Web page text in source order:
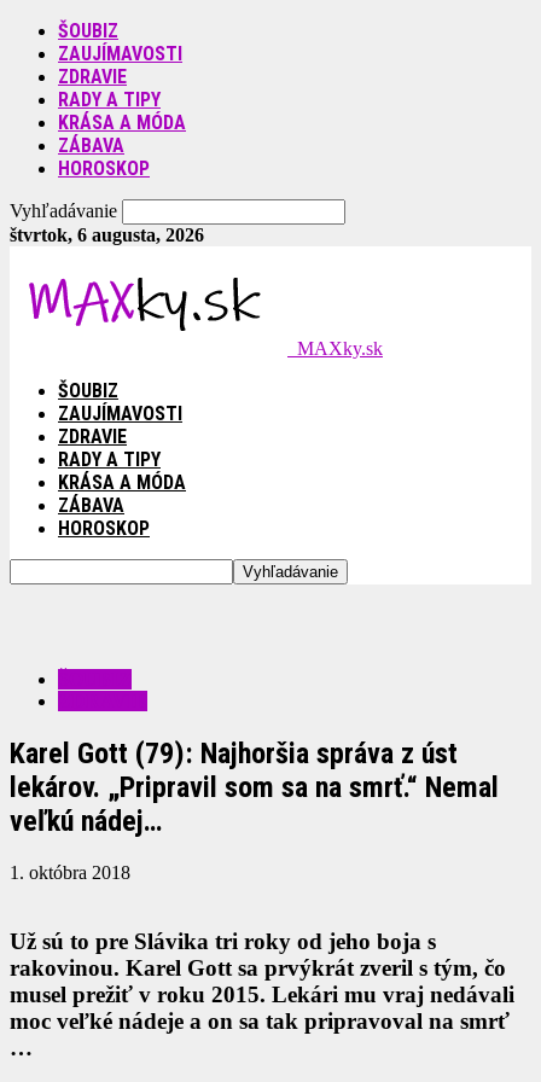
ŠOUBIZ
ZAUJÍMAVOSTI
ZDRAVIE
RADY A TIPY
KRÁSA A MÓDA
ZÁBAVA
HOROSKOP
Vyhľadávanie
štvrtok, 6 augusta, 2026
MAXky.sk
ŠOUBIZ
ZAUJÍMAVOSTI
ZDRAVIE
RADY A TIPY
KRÁSA A MÓDA
ZÁBAVA
HOROSKOP
Karel Gott (79): Najhoršia správa z úst
lekárov. „Pripravil som sa na smrť.“ Nemal
veľkú nádej…
1. októbra 2018
Už sú to pre Slávika tri roky od jeho boja s
rakovinou. Karel Gott sa prvýkrát zveril s tým, čo
musel prežiť v roku 2015. Lekári mu vraj nedávali
moc veľké nádeje a on sa tak pripravoval na smrť
…